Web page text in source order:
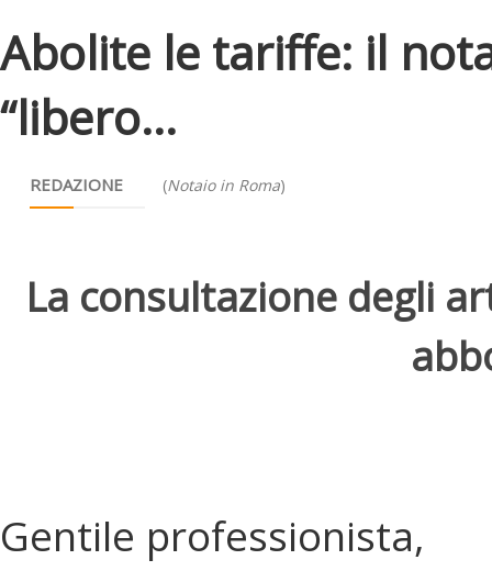
Abolite le tariffe: il
“libero...
REDAZIONE (Notaio in Roma)
La consultazione degli
Gentile professionista,